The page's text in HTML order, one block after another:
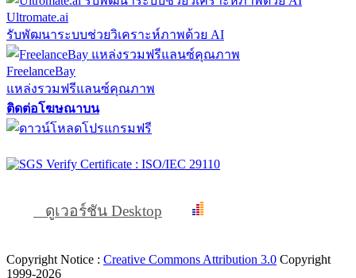
Ultromate.ai
รับพัฒนาระบบช่วยวิเคราะห์ภาพด้วย AI
FreelanceBay
แหล่งรวมฟรีแลนซ์คุณภาพ
ติดต่อโฆษณาบน
ดูเวอร์ชัน Desktop
Copyright Notice : Creative Commons Attribution 3.0 Copyright
1999-2026